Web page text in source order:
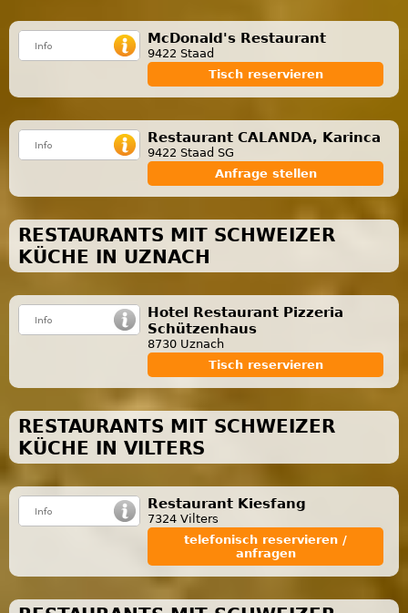
McDonald's Restaurant
9422 Staad
Tisch reservieren
Restaurant CALANDA, Karinca
9422 Staad SG
Anfrage stellen
RESTAURANTS MIT SCHWEIZER
KÜCHE IN UZNACH
Hotel Restaurant Pizzeria
Schützenhaus
8730 Uznach
Tisch reservieren
RESTAURANTS MIT SCHWEIZER
KÜCHE IN VILTERS
Restaurant Kiesfang
7324 Vilters
telefonisch reservieren /
anfragen